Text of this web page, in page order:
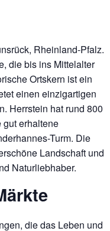
Rheinland-Pfalz.
die bis ins Mittelalter
Ortskern ist ein
einen einzigartigen
Herrstein hat rund 800
gut erhaltene
Turm. Die
Landschaft und
Naturliebhaber.
die das Leben und